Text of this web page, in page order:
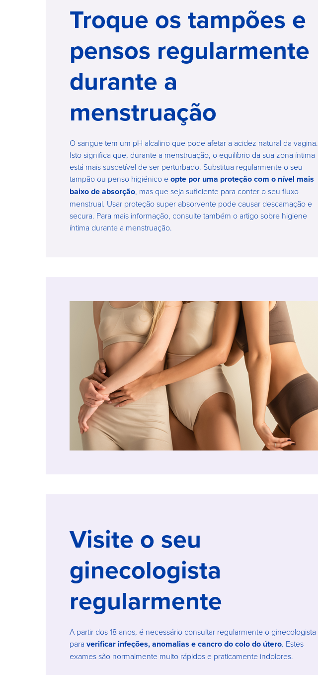
Troque os tampões e
pensos regularmente
durante a
menstruação
O sangue tem um pH alcalino que pode afetar a acidez natural da vagina.
Isto significa que, durante a menstruação, o equilíbrio da sua zona íntima
está mais suscetível de ser perturbado. Substitua regularmente o seu
tampão ou penso higiénico eopte por uma proteção com o nível mais
baixo de absorção, mas que seja suficiente para conter o seu fluxo
menstrual. Usar proteção super absorvente pode causar descamação e
secura. Para mais informação, consulte também o artigo sobre higiene
íntima durante a menstruação.
Visite o seu
ginecologista
regularmente
A partir dos 18 anos, é necessário consultar regularmente o ginecologista
para verificar infeções, anomalias e cancro do colo do útero. Estes
exames são normalmente muito rápidos e praticamente indolores.